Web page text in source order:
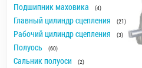
Подшипник маховика (4)
Главный цилиндр сцепления (21)
Рабочий цилиндр сцепления (3)
Полуось (60)
Сальник полуоси (2)